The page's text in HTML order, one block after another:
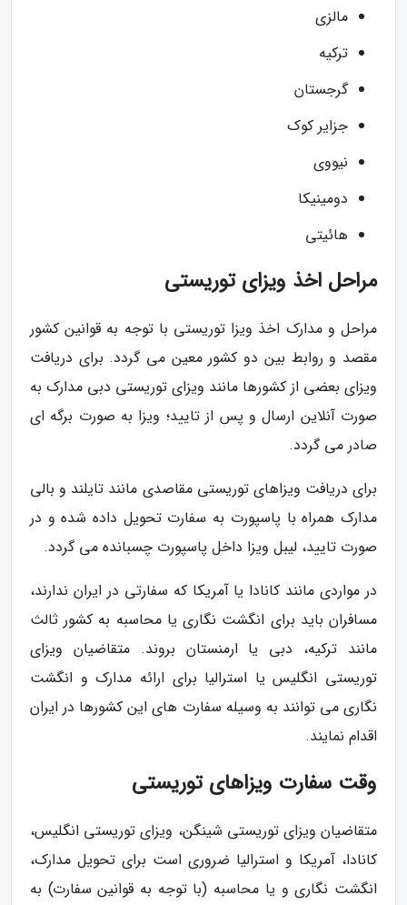
مالزی
ترکیه
گرجستان
جزایر کوک
نیووی
دومینیکا
هائیتی
مراحل اخذ ویزای توریستی
مراحل و مدارک اخذ ویزا توریستی با توجه به قوانین کشور
مقصد و روابط بین دو کشور معین می گردد. برای دریافت
ویزای بعضی از کشورها مانند ویزای توریستی دبی مدارک به
صورت آنلاین ارسال و پس از تایید؛ ویزا به صورت برگه ای
صادر می گردد.
برای دریافت ویزاهای توریستی مقاصدی مانند تایلند و بالی
مدارک همراه با پاسپورت به سفارت تحویل داده شده و در
صورت تایید، لیبل ویزا داخل پاسپورت چسبانده می گردد.
در مواردی مانند کانادا یا آمریکا که سفارتی در ایران ندارند،
مسافران باید برای انگشت نگاری یا محاسبه به کشور ثالث
مانند ترکیه، دبی یا ارمنستان بروند. متقاضیان ویزای
توریستی انگلیس یا استرالیا برای ارائه مدارک و انگشت
نگاری می توانند به وسیله سفارت های این کشورها در ایران
اقدام نمایند.
وقت سفارت ویزاهای توریستی
متقاضیان ویزای توریستی شینگن، ویزای توریستی انگلیس،
کانادا، آمریکا و استرالیا ضروری است برای تحویل مدارک،
انگشت نگاری و یا محاسبه (با توجه به قوانین سفارت) به